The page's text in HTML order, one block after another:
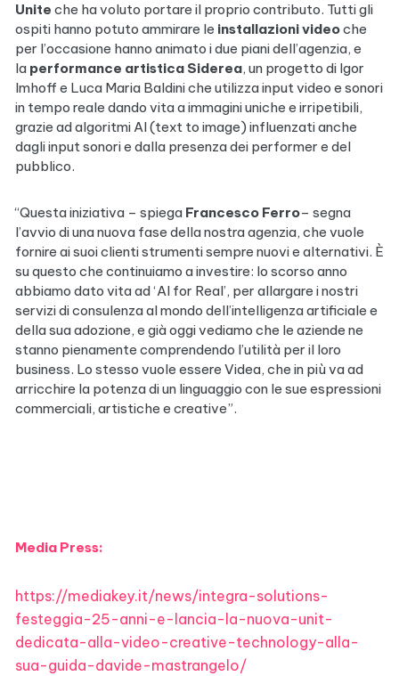
Unite che ha voluto portare il proprio contributo. Tutti gli
ospiti hanno potuto ammirare le installazioni videoche
per l’occasione hanno animato i due piani dell’agenzia, e
la performance artistica Siderea, un progetto di Igor
Imhoff e Luca Maria Baldini che utilizza input video e sonori
in tempo reale dando vita a immagini uniche e irripetibili,
grazie ad algoritmi AI (text to image) influenzati anche
dagli input sonori e dalla presenza dei performer e del
pubblico.
“Questa iniziativa – spiega Francesco Ferro– segna
l’avvio di una nuova fase della nostra agenzia, che vuole
fornire ai suoi clienti strumenti sempre nuovi e alternativi. È
su questo che continuiamo a investire: lo scorso anno
abbiamo dato vita ad ‘AI for Real’, per allargare i nostri
servizi di consulenza al mondo dell’intelligenza artificiale e
della sua adozione, e già oggi vediamo che le aziende ne
stanno pienamente comprendendo l’utilità per il loro
business. Lo stesso vuole essere Videa, che in più va ad
arricchire la potenza di un linguaggio con le sue espressioni
commerciali, artistiche e creative”.
Media Press:
https://mediakey.it/news/integra-solutions-
festeggia-25-anni-e-lancia-la-nuova-unit-
dedicata-alla-video-creative-technology-alla-
sua-guida-davide-mastrangelo/